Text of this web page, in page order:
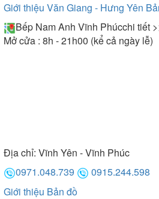
Giới thiệu Văn Giang - Hưng Yên
Bếp Nam Anh Vĩnh Phúcchi tiết
Mở cửa : 8h - 21h00 (kể cả ngày lễ)
Địa chỉ: Vĩnh Yên - Vĩnh Phúc
0971.048.739
0915.244.598
Giới thiệu Bản đồ